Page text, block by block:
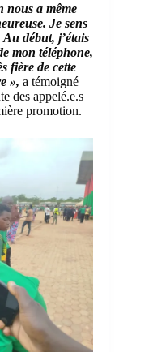
nous a même
Je sens
début, j’étais
mon téléphone,
fière de cette
», a témoigné
des appelé.e.s
promotion.